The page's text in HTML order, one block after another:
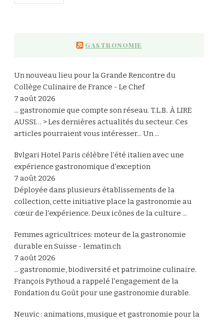
GASTRONOMIE
Un nouveau lieu pour la Grande Rencontre du
Collège Culinaire de France - Le Chef
7 août 2026
... gastronomie que compte son réseau. T.L.B.. À LIRE
AUSSI… > Les dernières actualités du secteur. Ces
articles pourraient vous intéresser... Un ...
Bvlgari Hotel Paris célèbre l'été italien avec une
expérience gastronomique d'exception
7 août 2026
Déployée dans plusieurs établissements de la
collection, cette initiative place la gastronomie au
cœur de l'expérience. Deux icônes de la culture ...
Femmes agricultrices: moteur de la gastronomie
durable en Suisse - lematin.ch
7 août 2026
... gastronomie, biodiversité et patrimoine culinaire.
François Pythoud a rappelé l'engagement de la
Fondation du Goût pour une gastronomie durable.
Neuvic : animations, musique et gastronomie pour la